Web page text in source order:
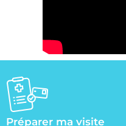
Préparer ma visite